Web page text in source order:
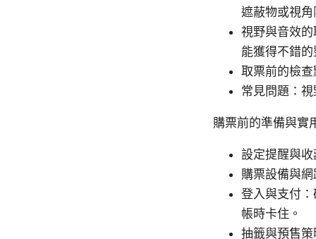
遮蔽物或視
視野與音效
能獲得不錯
取票前的檢
常見問題：
購票前的準備與實
設定提醒與
購票設備與
登入與支付
帳時卡住。
抽籤與預售